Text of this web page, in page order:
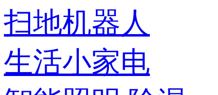
扫地机器人
生活小家电